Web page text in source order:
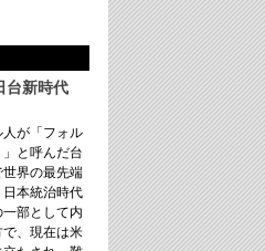
新時代
が「フォル
と呼んだ台
界の最先端
本統治時代
部として内
、現在は米